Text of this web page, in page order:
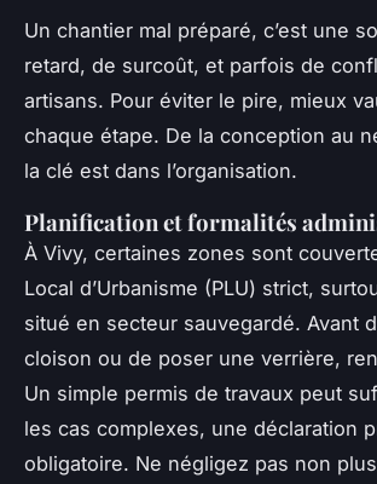
Un chantier mal préparé, c’est une
retard, de surcoût, et parfois de
artisans. Pour éviter le pire, mieux
chaque étape. De la conception au
la clé est dans l’organisation.
Planification et formalités
À Vivy, certaines zones sont
Local d’Urbanisme (PLU) strict,
situé en secteur sauvegardé. Avant
cloison ou de poser une verrière,
Un simple permis de travaux peut
les cas complexes, une déclaration
obligatoire. Ne négligez pas non plus